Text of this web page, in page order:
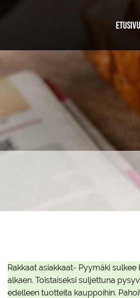
ETUSIVU
Rakkaat asiakkaat- Pyymäki
alkaen. Toistaiseksi suljettuna
edelleen tuotteita kauppoihin.